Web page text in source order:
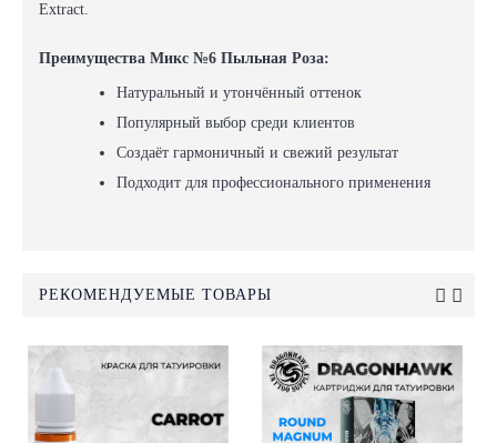
Extract.
Преимущества Микс №6 Пыльная Роза:
Натуральный и утончённый оттенок
Популярный выбор среди клиентов
Создаёт гармоничный и свежий результат
Подходит для профессионального применения
РЕКОМЕНДУЕМЫЕ ТОВАРЫ